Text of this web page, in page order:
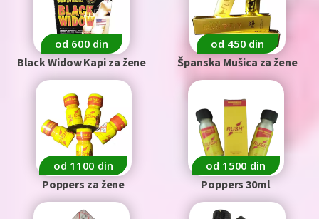
od 600 din
Black Widow Kapi za žene
od 450 din
Španska Mušica za žene
od 1100 din
Poppers za žene
od 1500 din
Poppers 30ml